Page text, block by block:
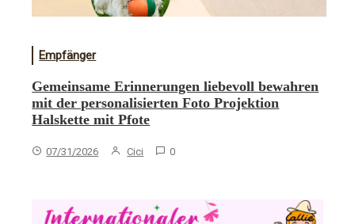
Empfänger
Gemeinsame Erinnerungen liebevoll bewahren
mit der personalisierten Foto Projektion
Halskette mit Pfote
07/31/2026 Cici 0